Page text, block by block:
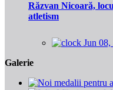
Răzvan Nicoară,
atletism
Jun 08,
Galerie